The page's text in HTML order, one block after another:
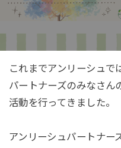
これまでアンリーシュで
パートナーズのみなさん
活動を行ってきました。
アンリーシュパートナー